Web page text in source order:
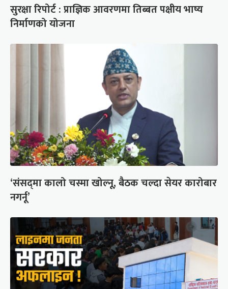
सुरक्षा रिपोर्ट : प्राज्ञिक आवरणमा तिब्बत पक्षीय भाष्य
निर्माणको योजना
‘संसद्‍मा कालो चस्मा खोल्नू, बैठक चल्दा सेयर कारोबार
नगर्नू’